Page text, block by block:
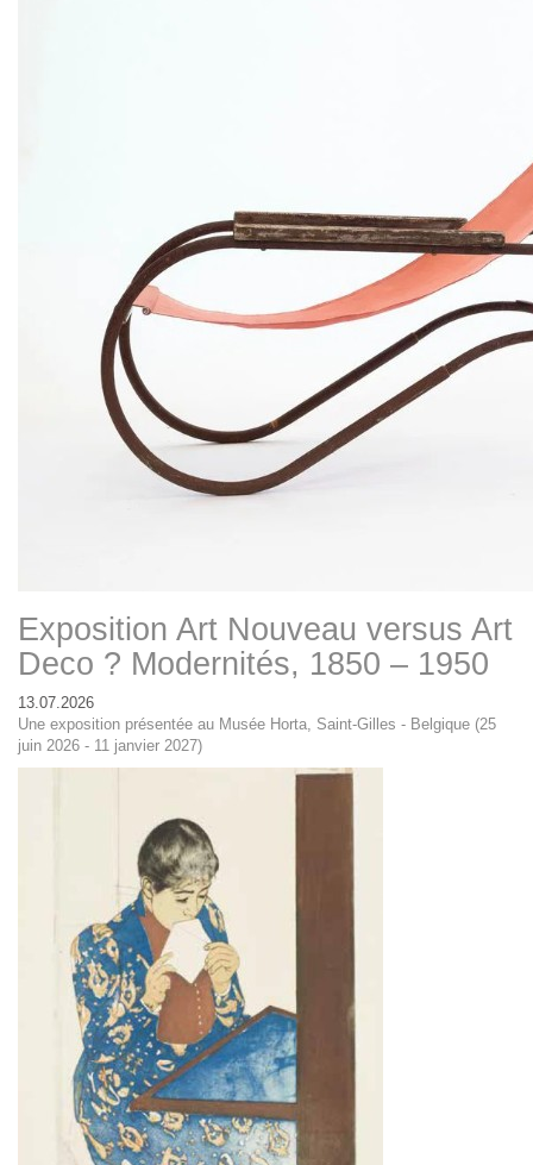
Exposition Art Nouveau versus Art
Deco ? Modernités, 1850 – 1950
13.07.2026
Une exposition présentée au Musée Horta, Saint-Gilles - Belgique (25
juin 2026 - 11 janvier 2027)